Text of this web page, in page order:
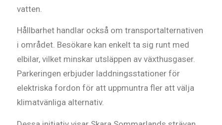
vatten.
Hållbarhet handlar också om transportalternativen
i området. Besökare kan enkelt ta sig runt med
elbilar, vilket minskar utsläppen av växthusgaser.
Parkeringen erbjuder laddningsstationer för
elektriska fordon för att uppmuntra fler att välja
klimatvänliga alternativ.